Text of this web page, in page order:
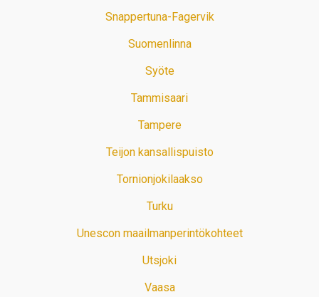
Snappertuna-Fagervik
Suomenlinna
Syöte
Tammisaari
Tampere
Teijon kansallispuisto
Tornionjokilaakso
Turku
Unescon maailmanperintökohteet
Utsjoki
Vaasa